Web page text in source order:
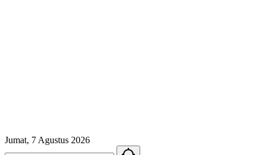
Jumat, 7 Agustus 2026